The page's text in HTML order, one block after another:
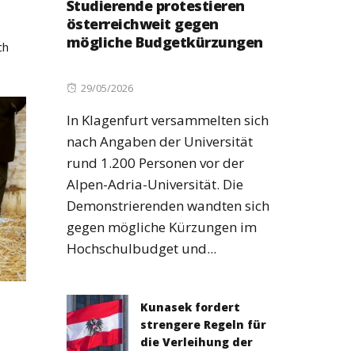
Studierende protestieren
österreichweit gegen
mögliche Budgetkürzungen
Posted
29/05/2026
In Klagenfurt versammelten sich
nach Angaben der Universität
rund 1.200 Personen vor der
Alpen-Adria-Universität. Die
Demonstrierenden wandten sich
gegen mögliche Kürzungen im
Hochschulbudget und...
Kunasek fordert
strengere Regeln für
die Verleihung der